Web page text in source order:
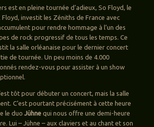
est en pleine tournée d’adieux, So Floyd, le
investit les Zéniths de France avec
pour rendre hommage à l’un des
de rock progressif de tous les temps. Ce
la salle orléanaise pour le dernier concert
de tournée. Un peu moins de 4.000
rendez-vous pour assister à un show
tôt pour débuter un concert, mais la salle
C’est pourtant précisément à cette heure
le duo Jühnequi nous offre une demi-heure
Lui – Jühne – aux claviers et au chant et son